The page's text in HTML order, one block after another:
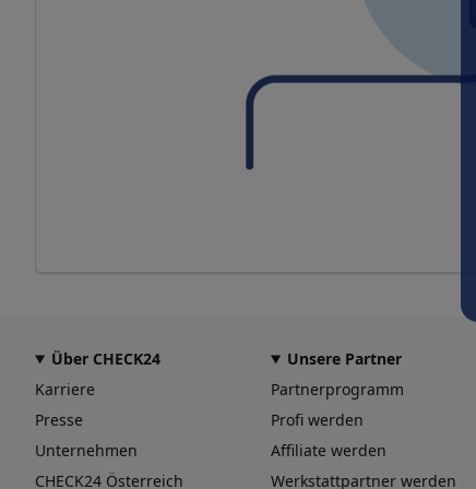
Über CHECK24
Karriere
Presse
Unternehmen
CHECK24 Österreich
Unsere Partner
Partnerprogramm
Profi werden
Affiliate werden
Werkstattpartner werden